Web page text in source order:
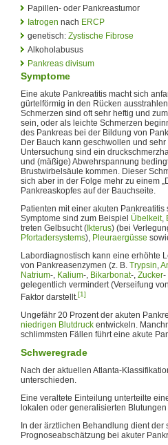
Papillen- oder Pankreastumor
Iatrogen nach ERCP
genetisch: Zystische Fibrose
Alkoholabusus
Pankreas divisum
Symptome
Eine akute Pankreatitis macht sich
gürtelförmig in den Rücken
Schmerzen sind oft sehr heftig und
sein, oder als leichte Schmerzen
des Pankreas bei der Bildung von
Der Bauch kann geschwollen und
Untersuchung sind ein
und (mäßige) Abwehrspannung
Brustwirbelsäule kommen. Dieser
sich aber in der Folge mehr zu einem
Pankreaskopfes auf der Bauchseite.
Patienten mit einer akuten
Symptome sind zum Beispiel Übelkeit,
treten Gelbsucht ( Ikterus) (bei
Pfortadersystems), Pleuraergüsse
Labordiagnostisch kann eine erhöhte
von Pankreasenzymen (z. B. Trypsin,
Natrium-, Kalium-, Bikarbonat-, Zucker-
gelegentlich vermindert (Verseifung
Faktor darstellt.[1]
Ungefähr 20 Prozent der akuten
niedrigen Blutdruck entwickeln.
schlimmsten Fällen führt eine akute
Schweregrade
Nach der aktuellen Atlanta-
unterschieden.
Eine veraltete Einteilung unterteilte
lokalen oder generalisierten
In der ärztlichen Behandlung dient der
Prognoseabschätzung bei akuter